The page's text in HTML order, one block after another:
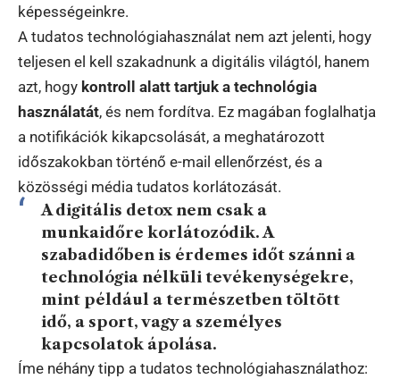
képességeinkre.
A tudatos technológiahasználat nem azt jelenti, hogy
teljesen el kell szakadnunk a digitális világtól, hanem
azt, hogy kontroll alatt tartjuk a technológia
használatát, és nem fordítva. Ez magában foglalhatja
a notifikációk kikapcsolását, a meghatározott
időszakokban történő e-mail ellenőrzést, és a
közösségi média tudatos korlátozását.
A digitális detox nem csak a
munkaidőre korlátozódik. A
szabadidőben is érdemes időt szánni a
technológia nélküli tevékenységekre,
mint például a természetben töltött
idő, a sport, vagy a személyes
kapcsolatok ápolása.
Íme néhány tipp a tudatos technológiahasználathoz: